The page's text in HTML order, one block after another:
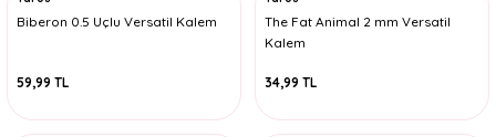
Biberon 0.5 Uçlu Versatil Kalem
59,99 TL
The Fat Animal 2 mm Versatil
Kalem
34,99 TL